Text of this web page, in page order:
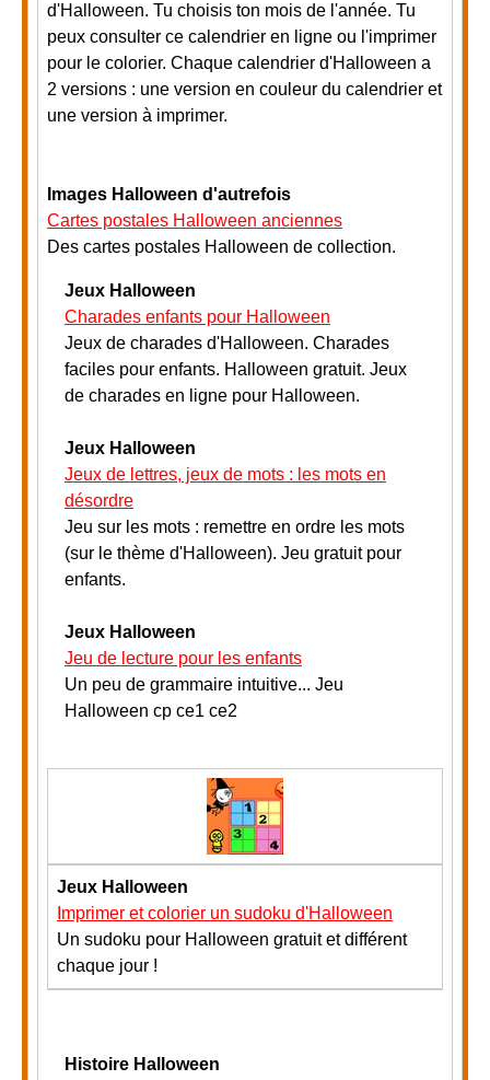
d'Halloween. Tu choisis ton mois de l'année. Tu
peux consulter ce calendrier en ligne ou l'imprimer
pour le colorier. Chaque calendrier d'Halloween a
2 versions : une version en couleur du calendrier et
une version à imprimer.
Images Halloween d'autrefois
Cartes postales Halloween anciennes
Des cartes postales Halloween de collection.
Jeux Halloween
Charades enfants pour Halloween
Jeux de charades d'Halloween. Charades
faciles pour enfants. Halloween gratuit. Jeux
de charades en ligne pour Halloween.
Jeux Halloween
Jeux de lettres, jeux de mots : les mots en
désordre
Jeu sur les mots : remettre en ordre les mots
(sur le thème d'Halloween). Jeu gratuit pour
enfants.
Jeux Halloween
Jeu de lecture pour les enfants
Un peu de grammaire intuitive... Jeu
Halloween cp ce1 ce2
Jeux Halloween
Imprimer et colorier un sudoku d'Halloween
Un sudoku pour Halloween gratuit et différent
chaque jour !
Histoire Halloween